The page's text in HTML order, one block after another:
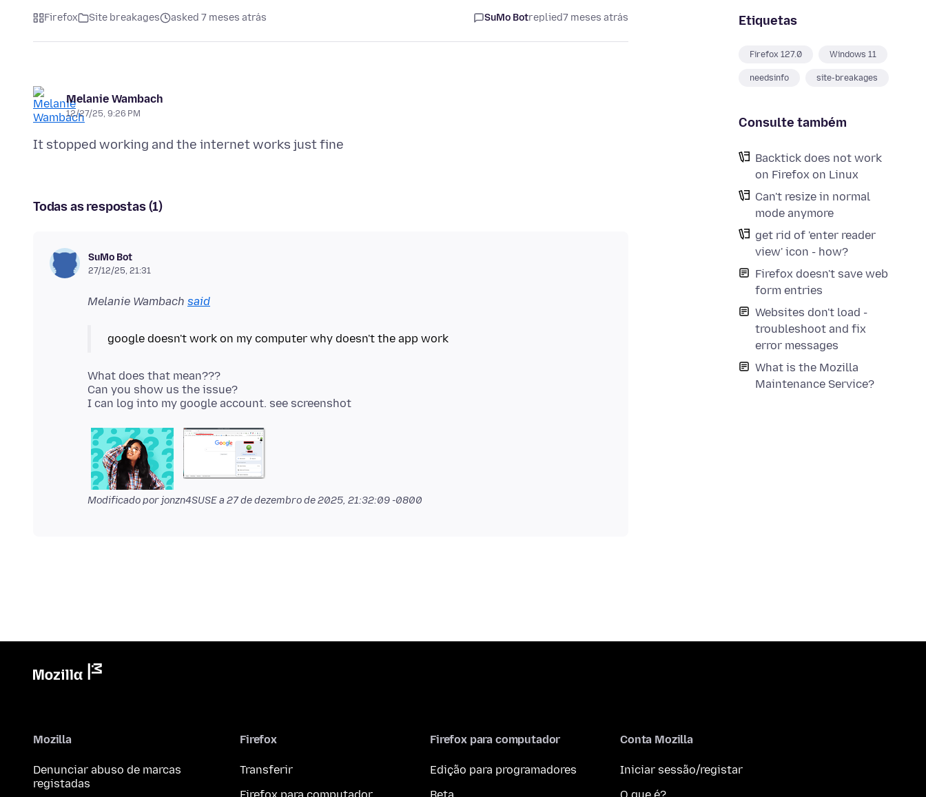
Etiquetas
Firefox 127.0 Windows 11
needsinfo site-breakages
Consulte também
Backtick does not work
on Firefox on Linux
Can't resize in normal
mode anymore
get rid of 'enter reader
view' icon - how?
Firefox doesn't save web
form entries
Websites don't load -
troubleshoot and fix
error messages
What is the Mozilla
Maintenance Service?
Firefox Site breakages asked 7 meses atrás SuMo Botreplied7 meses atrás
Melanie Wambach
12/27/25, 9:26 PM
Todas as respostas (1)
SuMo Bot
27/12/25, 21:31
Melanie Wambach said
What does that mean???
Can you show us the issue?
Modificado por jonzn4SUSE a 27 de dezembro de 2025, 21:32:09 -0800
Mozilla
Denunciar abuso de marcas
registadas
Firefox
Transferir
Firefox para computador
Edição para programadores
Conta Mozilla
Iniciar sessão/registar